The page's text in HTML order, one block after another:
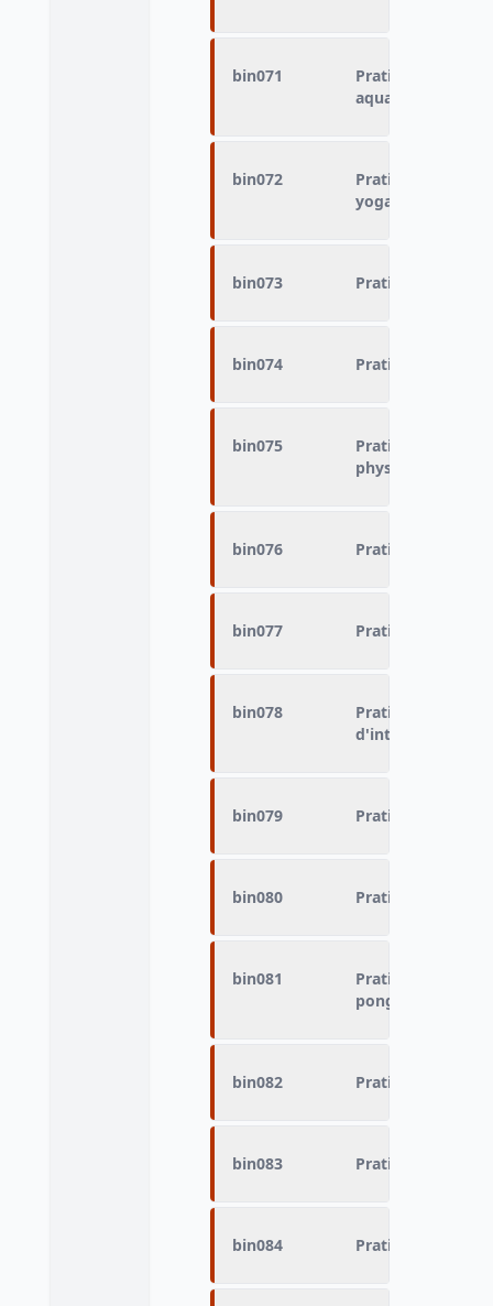
bin071
Pratique du
aquagym
bin072
Pratique du
yoga, taïchi
bin073 Pratique du sport
bin074 Pratique du sport
bin075
Pratique du
physique
bin076 Pratique du
bin077 Pratique du sport
bin078
Pratique du
d'intérieur /
bin079 Pratique du
bin080 Pratique du sport
bin081
Pratique du
pong)
bin082 Pratique du sport
bin083 Pratique du
bin084 Pratique du